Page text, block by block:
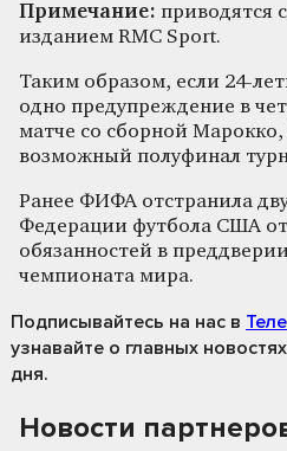
Примечание: приводятся
изданием RMC Sport.
Таким образом, если 24-
одно предупреждение в
матче со сборной Марокко,
возможный полуфинал
Ранее ФИФА отстранила
Федерации футбола США
обязанностей в
чемпионата мира.
Подписывайтесь на нас в
узнавайте о главных
дня.
Новости